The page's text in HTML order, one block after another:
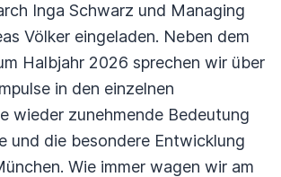
Inga Schwarz und Managing
Völker eingeladen. Neben dem
Halbjahr 2026 sprechen wir über
in den einzelnen
wieder zunehmende Bedeutung
und die besondere Entwicklung
Wie immer wagen wir am